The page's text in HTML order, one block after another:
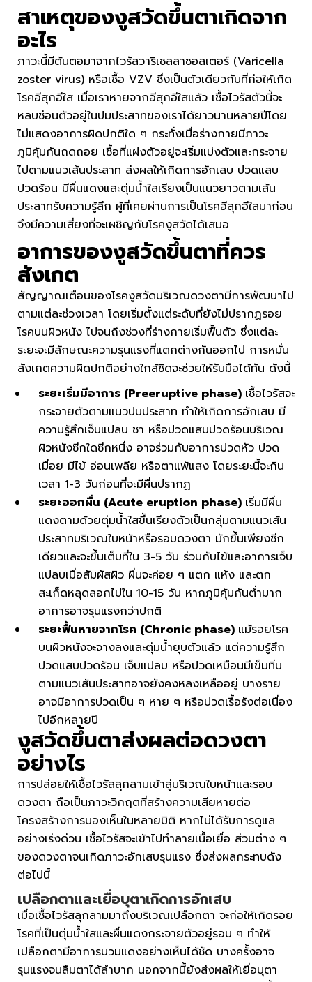
สาเหตุของงูสวัดขึ้นตาเกิดจาก
อะไร
ภาวะนี้มีต้นตอมาจากไวรัสวาริเซลลาซอสเตอร์ (Varicella
zoster virus) หรือเชื้อ VZV ซึ่งเป็นตัวเดียวกับที่ก่อให้เกิด
โรคอีสุกอีใส เมื่อเราหายจากอีสุกอีใสแล้ว เชื้อไวรัสตัวนี้จะ
หลบซ่อนตัวอยู่ในปมประสาทของเราได้ยาวนานหลายปีโดย
ไม่แสดงอาการผิดปกติใด ๆ กระทั่งเมื่อร่างกายมีภาวะ
ภูมิคุ้มกันถดถอย เชื้อที่แฝงตัวอยู่จะเริ่มแบ่งตัวและกระจาย
ไปตามแนวเส้นประสาท ส่งผลให้เกิดการอักเสบ ปวดแสบ
ปวดร้อน มีผื่นแดงและตุ่มน้ำใสเรียงเป็นแนวยาวตามเส้น
ประสาทรับความรู้สึก ผู้ที่เคยผ่านการเป็นโรคอีสุกอีใสมาก่อน
จึงมีความเสี่ยงที่จะเผชิญกับโรคงูสวัดได้เสมอ
อาการของงูสวัดขึ้นตาที่ควร
สังเกต
สัญญาณเตือนของโรคงูสวัดบริเวณดวงตามีการพัฒนาไป
ตามแต่ละช่วงเวลา โดยเริ่มตั้งแต่ระดับที่ยังไม่ปรากฏรอย
โรคบนผิวหนัง ไปจนถึงช่วงที่ร่างกายเริ่มฟื้นตัว ซึ่งแต่ละ
ระยะจะมีลักษณะความรุนแรงที่แตกต่างกันออกไป การหมั่น
สังเกตความผิดปกติอย่างใกล้ชิดจะช่วยให้รับมือได้ทัน ดังนี้
ระยะเริ่มมีอาการ (Preeruptive phase) เชื้อไวรัสจะ
กระจายตัวตามแนวปมประสาท ทำให้เกิดการอักเสบ มี
ความรู้สึกเจ็บแปลบ ชา หรือปวดแสบปวดร้อนบริเวณ
ผิวหนังซีกใดซีกหนึ่ง อาจร่วมกับอาการปวดหัว ปวด
เมื่อย มีไข้ อ่อนเพลีย หรือตาแพ้แสง โดยระยะนี้จะกิน
เวลา 1-3 วันก่อนที่จะมีผื่นปรากฏ
ระยะออกผื่น (Acute eruption phase) เริ่มมีผื่น
แดงตามด้วยตุ่มน้ำใสขึ้นเรียงตัวเป็นกลุ่มตามแนวเส้น
ประสาทบริเวณใบหน้าหรือรอบดวงตา มักขึ้นเพียงซีก
เดียวและจะขึ้นเต็มที่ใน 3-5 วัน ร่วมกับไข้และอาการเจ็บ
แปลบเมื่อสัมผัสผิว ผื่นจะค่อย ๆ แตก แห้ง และตก
สะเก็ดหลุดลอกไปใน 10-15 วัน หากภูมิคุ้มกันต่ำมาก
อาการอาจรุนแรงกว่าปกติ
ระยะฟื้นหายจากโรค (Chronic phase) แม้รอยโรค
บนผิวหนังจะจางลงและตุ่มน้ำยุบตัวแล้ว แต่ความรู้สึก
ปวดแสบปวดร้อน เจ็บแปลบ หรือปวดเหมือนมีเข็มทิ่ม
ตามแนวเส้นประสาทอาจยังคงหลงเหลืออยู่ บางราย
อาจมีอาการปวดเป็น ๆ หาย ๆ หรือปวดเรื้อรังต่อเนื่อง
ไปอีกหลายปี
งูสวัดขึ้นตาส่งผลต่อดวงตา
อย่างไร
การปล่อยให้เชื้อไวรัสลุกลามเข้าสู่บริเวณใบหน้าและรอบ
ดวงตา ถือเป็นภาวะวิกฤตที่สร้างความเสียหายต่อ
โครงสร้างการมองเห็นในหลายมิติ หากไม่ได้รับการดูแล
อย่างเร่งด่วน เชื้อไวรัสจะเข้าไปทำลายเนื้อเยื่อ ส่วนต่าง ๆ
ของดวงตาจนเกิดภาวะอักเสบรุนแรง ซึ่งส่งผลกระทบดัง
ต่อไปนี้
เปลือกตาและเยื่อบุตาเกิดการอักเสบ
เมื่อเชื้อไวรัสลุกลามมาถึงบริเวณเปลือกตา จะก่อให้เกิดรอย
โรคที่เป็นตุ่มน้ำใสและผื่นแดงกระจายตัวอยู่รอบ ๆ ทำให้
เปลือกตามีอาการบวมแดงอย่างเห็นได้ชัด บางครั้งอาจ
รุนแรงจนลืมตาได้ลำบาก นอกจากนี้ยังส่งผลให้เยื่อบุตา